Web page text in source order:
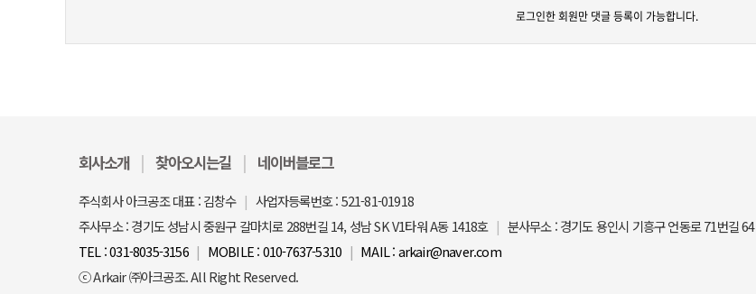
로그인한 회원만 댓글 등록이 가능합니다.
회사소개 찾아오시는길 네이버블로그
주식회사 아크공조 대표 : 김창수
사업자등록번호 : 521-81-01918
주사무소 : 경기도 성남시 중원구 갈마치로 288번길 14, 성남 SK V1타워 A동 1418호
분사무소 : 경기도 용인시 기흥구 언동로 71번길 64
TEL : 031-8035-3156
MOBILE : 010-7637-5310
MAIL : arkair@naver.com
ⓒ Arkair ㈜아크공조. All Right Reserved.